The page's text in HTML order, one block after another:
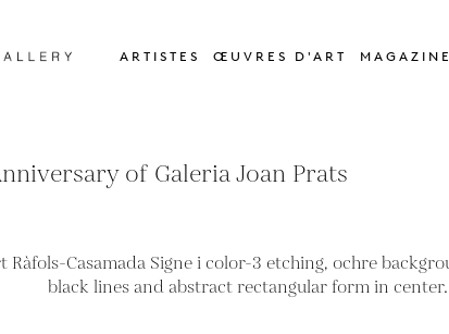
ARTISTES ŒUVRES D'ART MAGAZINE
of Galeria Joan Prats